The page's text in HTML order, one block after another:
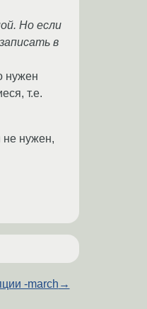
Но если
в
нужен
т.е.
не нужен,
-march →